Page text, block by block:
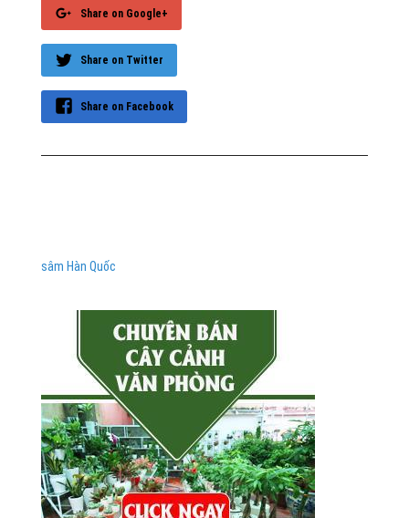
Share on Google+
Share on Twitter
Share on Facebook
sâm Hàn Quốc